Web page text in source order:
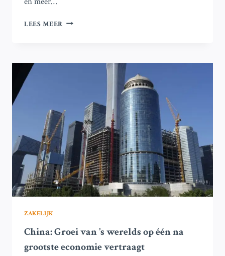
LEES MEER NETFLIX-
STERKE
NIEUWE
ABONNEES
ZAKELIJK
China: Groei van ’s werelds op één na
grootste economie vertraagt